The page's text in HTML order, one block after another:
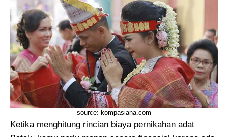
source: kompasiana.com
Ketika menghitung rincian biaya pernikahan adat